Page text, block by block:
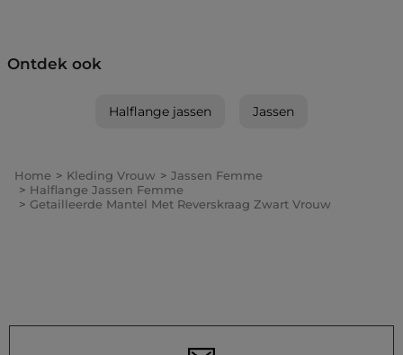
Ontdek ook
Halflange jassen Jassen
Home Kleding Vrouw
Jassen Femme
Halflange Jassen Femme
Getailleerde Mantel Met Reverskraag Zwart Vrouw